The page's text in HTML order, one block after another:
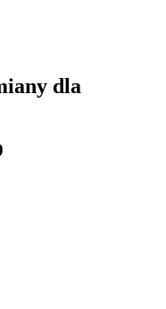
z kopiowania
dla